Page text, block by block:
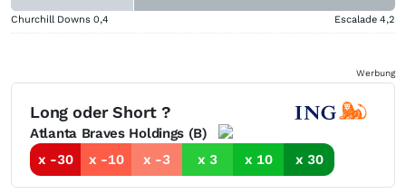
Churchill Downs 0,4 Escalade 4,2
Werbung
Long oder Short ?
Atlanta Braves Holdings (B)
x -30
x -10 x -3 x 3 x 10 x 30